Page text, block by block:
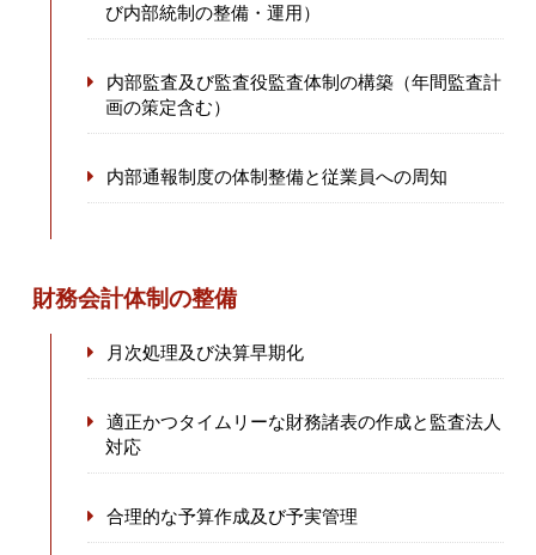
び内部統制の整備・運用）
内部監査及び監査役監査体制の構築（年間監査計
画の策定含む）
内部通報制度の体制整備と従業員への周知
財務会計体制の整備
月次処理及び決算早期化
適正かつタイムリーな財務諸表の作成と監査法人
対応
合理的な予算作成及び予実管理